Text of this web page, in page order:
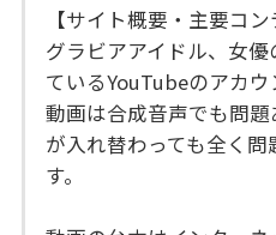
【サイト概要・主要コン
グラビアアイドル、女
ているYouTubeのアカウ
動画は合成音声でも問
が入れ替わっても全く
す。